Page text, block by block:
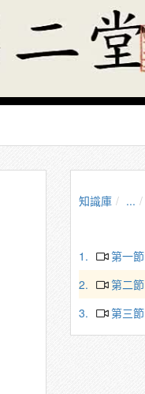
知識庫 ...
1.
第一節
2.
第二節
3.
第三節